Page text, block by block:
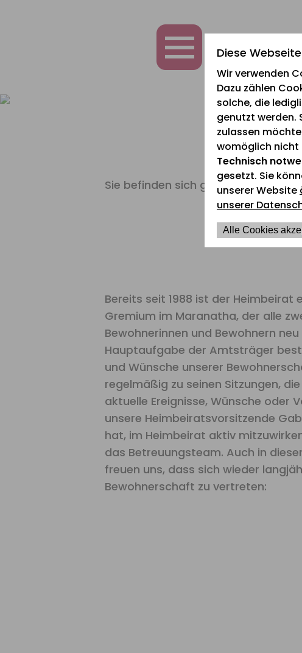
Diese
Wir verwenden
Dazu zählen
solche, die
genutzt werden.
zulassen
womöglich nicht
Technisch
gesetzt. Sie
unserer Website
unserer
Alle Cookies
Sie befinden sich gerade hier:
Bereits seit 1988 ist der Heimbeirat
Gremium im Maranatha, der alle
Bewohnerinnen und Bewohnern
Hauptaufgabe der Amtsträger
und Wünsche unserer
regelmäßig zu seinen Sitzungen,
aktuelle Ereignisse, Wünsche oder
unsere Heimbeiratsvorsitzende
hat, im Heimbeirat aktiv
das Betreuungsteam. Auch in
freuen uns, dass sich wieder
Bewohnerschaft zu vertreten: